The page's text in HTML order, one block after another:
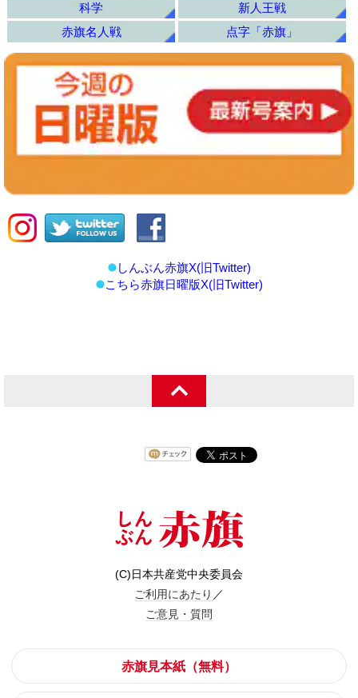
科学
新人王戦
赤旗名人戦
点字「赤旗」
しんぶん赤旗X(旧Twitter)
こちら赤旗日曜版X(旧Twitter)
(C)日本共産党中央委員会
ご利用にあたり ／
ご意見・質問
赤旗見本紙（無料）